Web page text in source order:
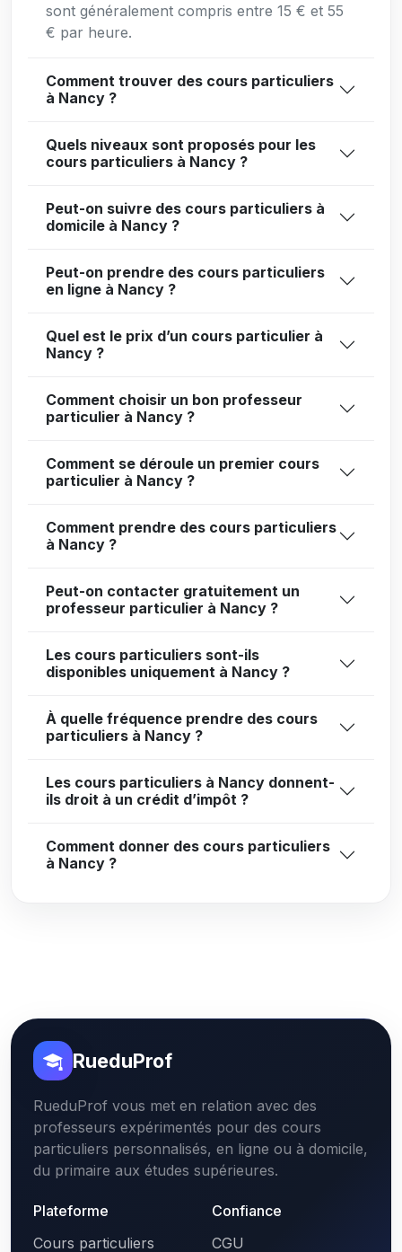
sont généralement compris entre 15 € et 55
€ par heure.
Comment trouver des cours particuliers
à Nancy ?
Quels niveaux sont proposés pour les
cours particuliers à Nancy ?
Peut-on suivre des cours particuliers à
domicile à Nancy ?
Peut-on prendre des cours particuliers
en ligne à Nancy ?
Quel est le prix d’un cours particulier à
Nancy ?
Comment choisir un bon professeur
particulier à Nancy ?
Comment se déroule un premier cours
particulier à Nancy ?
Comment prendre des cours particuliers
à Nancy ?
Peut-on contacter gratuitement un
professeur particulier à Nancy ?
Les cours particuliers sont-ils
disponibles uniquement à Nancy ?
À quelle fréquence prendre des cours
particuliers à Nancy ?
Les cours particuliers à Nancy donnent-
ils droit à un crédit d’impôt ?
Comment donner des cours particuliers
à Nancy ?
RueduProf
RueduProf vous met en relation avec des
professeurs expérimentés pour des cours
particuliers personnalisés, en ligne ou à domicile,
du primaire aux études supérieures.
Plateforme
Cours particuliers
Confiance
CGU